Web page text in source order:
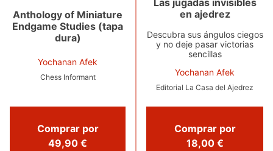
Anthology of Miniature
Endgame Studies (tapa
dura)
Yochanan Afek
Chess Informant
Comprar por
49,90 €
en ajedrez
Descubra sus ángulos ciegos
y no deje pasar victorias
sencillas
Yochanan Afek
Editorial La Casa del Ajedrez
Comprar por
18,00 €